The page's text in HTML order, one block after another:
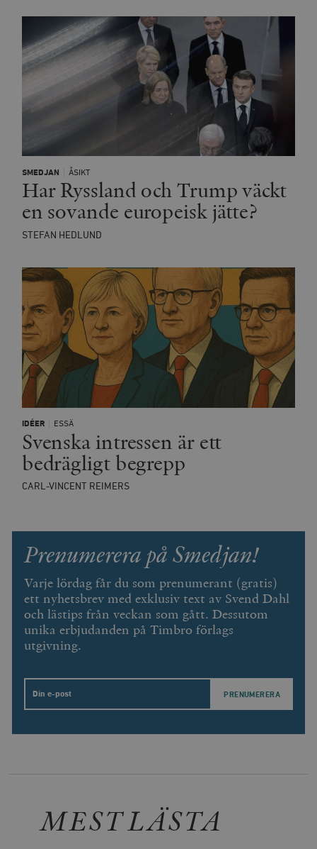
SMEDJAN ÅSIKT
Har Ryssland och Trump väckt
en sovande europeisk jätte?
STEFAN HEDLUND
IDÉER ESSÄ
Svenska intressen är ett
bedrägligt begrepp
CARL-VINCENT REIMERS
Prenumerera på Smedjan!
Varje lördag får du som prenumerant (gratis)
ett nyhetsbrev med exklusiv text av Svend Dahl
och lästips från veckan som gått. Dessutom
unika erbjudanden på Timbro förlags
utgivning.
Email
MEST LÄSTA